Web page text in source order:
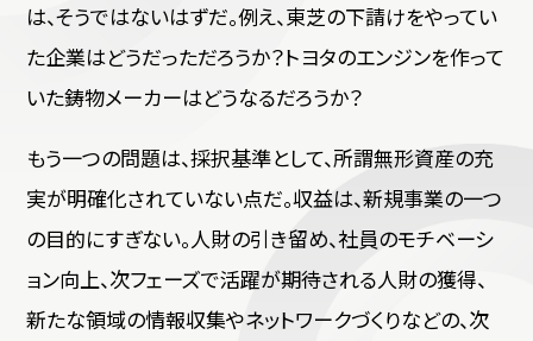
は、そうではないはずだ。例え、東芝の下請けをやってい
た企業はどうだっただろうか？トヨタのエンジンを作って
いた鋳物メーカーはどうなるだろうか？
もう一つの問題は、採択基準として、所謂無形資産の充
実が明確化されていない点だ。収益は、新規事業の一つ
の目的にすぎない。人財の引き留め、社員のモチベーシ
ョン向上、次フェーズで活躍が期待される人財の獲得、
新たな領域の情報収集やネットワークづくりなどの、次